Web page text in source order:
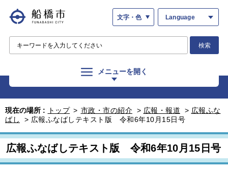
文字・色 Language
検索
メニューを開く
現在の場所 : トップ > 市政・市の紹介 > 広報・報道 > 広報ふな
ばし
> 広報ふなばしテキスト版 令和6年10月15日号
広報ふなばしテキスト版 令和6年10月15日号